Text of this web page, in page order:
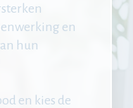
en
hun
en kies de